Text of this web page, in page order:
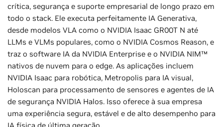
crítica, segurança e suporte empresarial de longo prazo em
todo o stack. Ele executa perfeitamente IA Generativa,
desde modelos VLA como o NVIDIA Isaac GR00T N até
LLMs e VLMs populares, como o NVIDIA Cosmos Reason, e
traz o software IA da NVIDIA Enterprise e o NVIDIA NIM™
nativos de nuvem para o edge. As aplicações incluem
NVIDIA Isaac para robótica, Metropolis para IA visual,
Holoscan para processamento de sensores e agentes de IA
de segurança NVIDIA Halos. Isso oferece à sua empresa
uma experiência segura, estável e de alto desempenho para